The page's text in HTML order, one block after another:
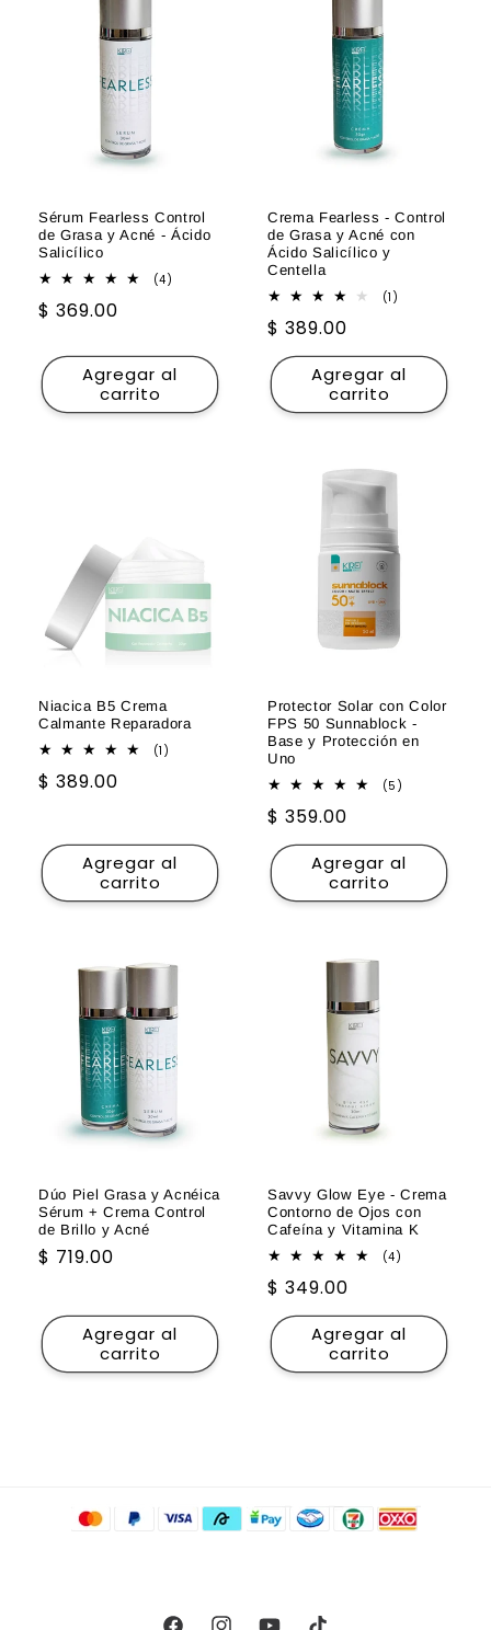
Sérum Fearless Control
de Grasa y Acné - Ácido
Salicílico
(4)
Precio
$ 369.00
Agregar al
carrito
Crema Fearless - Control
de Grasa y Acné con
Ácido Salicílico y
Centella
(1)
Precio
habitual
$ 389.00
Agregar al
carrito
Niacica B5 Crema
Calmante Reparadora
(1)
Precio
$ 389.00
Agregar al
carrito
Protector Solar con Color
FPS 50 Sunnablock -
Base y Protección en
Uno
(5)
Precio
habitual
$ 359.00
Agregar al
carrito
Dúo Piel Grasa y Acnéica
Sérum + Crema Control
de Brillo y Acné
Precio
$ 719.00
Agregar al
carrito
Savvy Glow Eye - Crema
Contorno de Ojos con
Cafeína y Vitamina K
(4)
Precio
habitual
$ 349.00
Agregar al
carrito